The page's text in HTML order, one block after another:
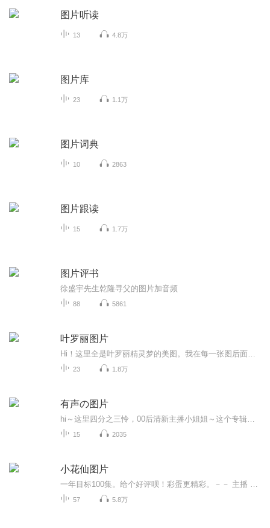
图片听读
13 4.8万
图片库
23 1.1万
图片词典
10 2863
图片跟读
15 1.7万
图片评书
徐盛宇先生乾隆寻父的图片加音频
88 5861
叶罗丽图片
23 1.8万
有声の图片
15 2035
小花仙图片
57 5.8万